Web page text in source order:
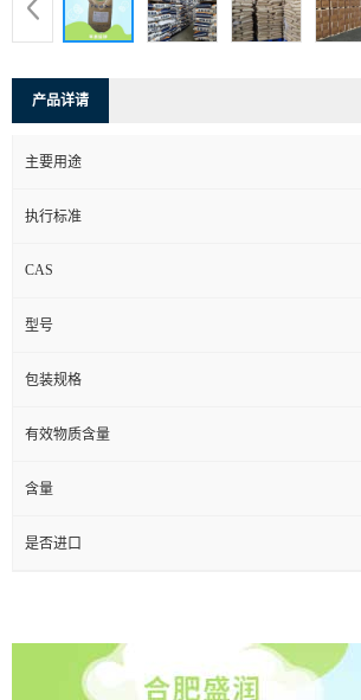
产品详请
主要用途
执行标准
CAS
型号
包装规格
有效物质含量
含量
是否进口